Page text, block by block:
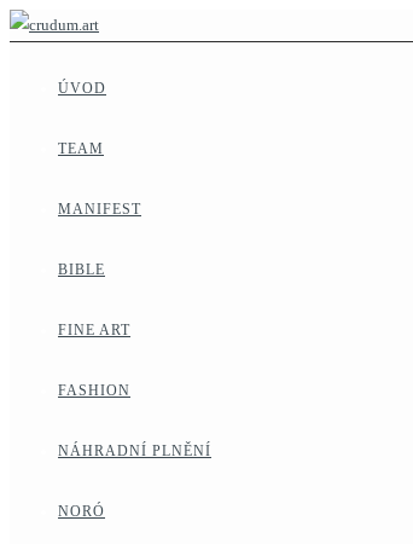
ÚVOD
TEAM
MANIFEST
BIBLE
FINE ART
FASHION
NÁHRADNÍ PLNĚNÍ
NORÓ